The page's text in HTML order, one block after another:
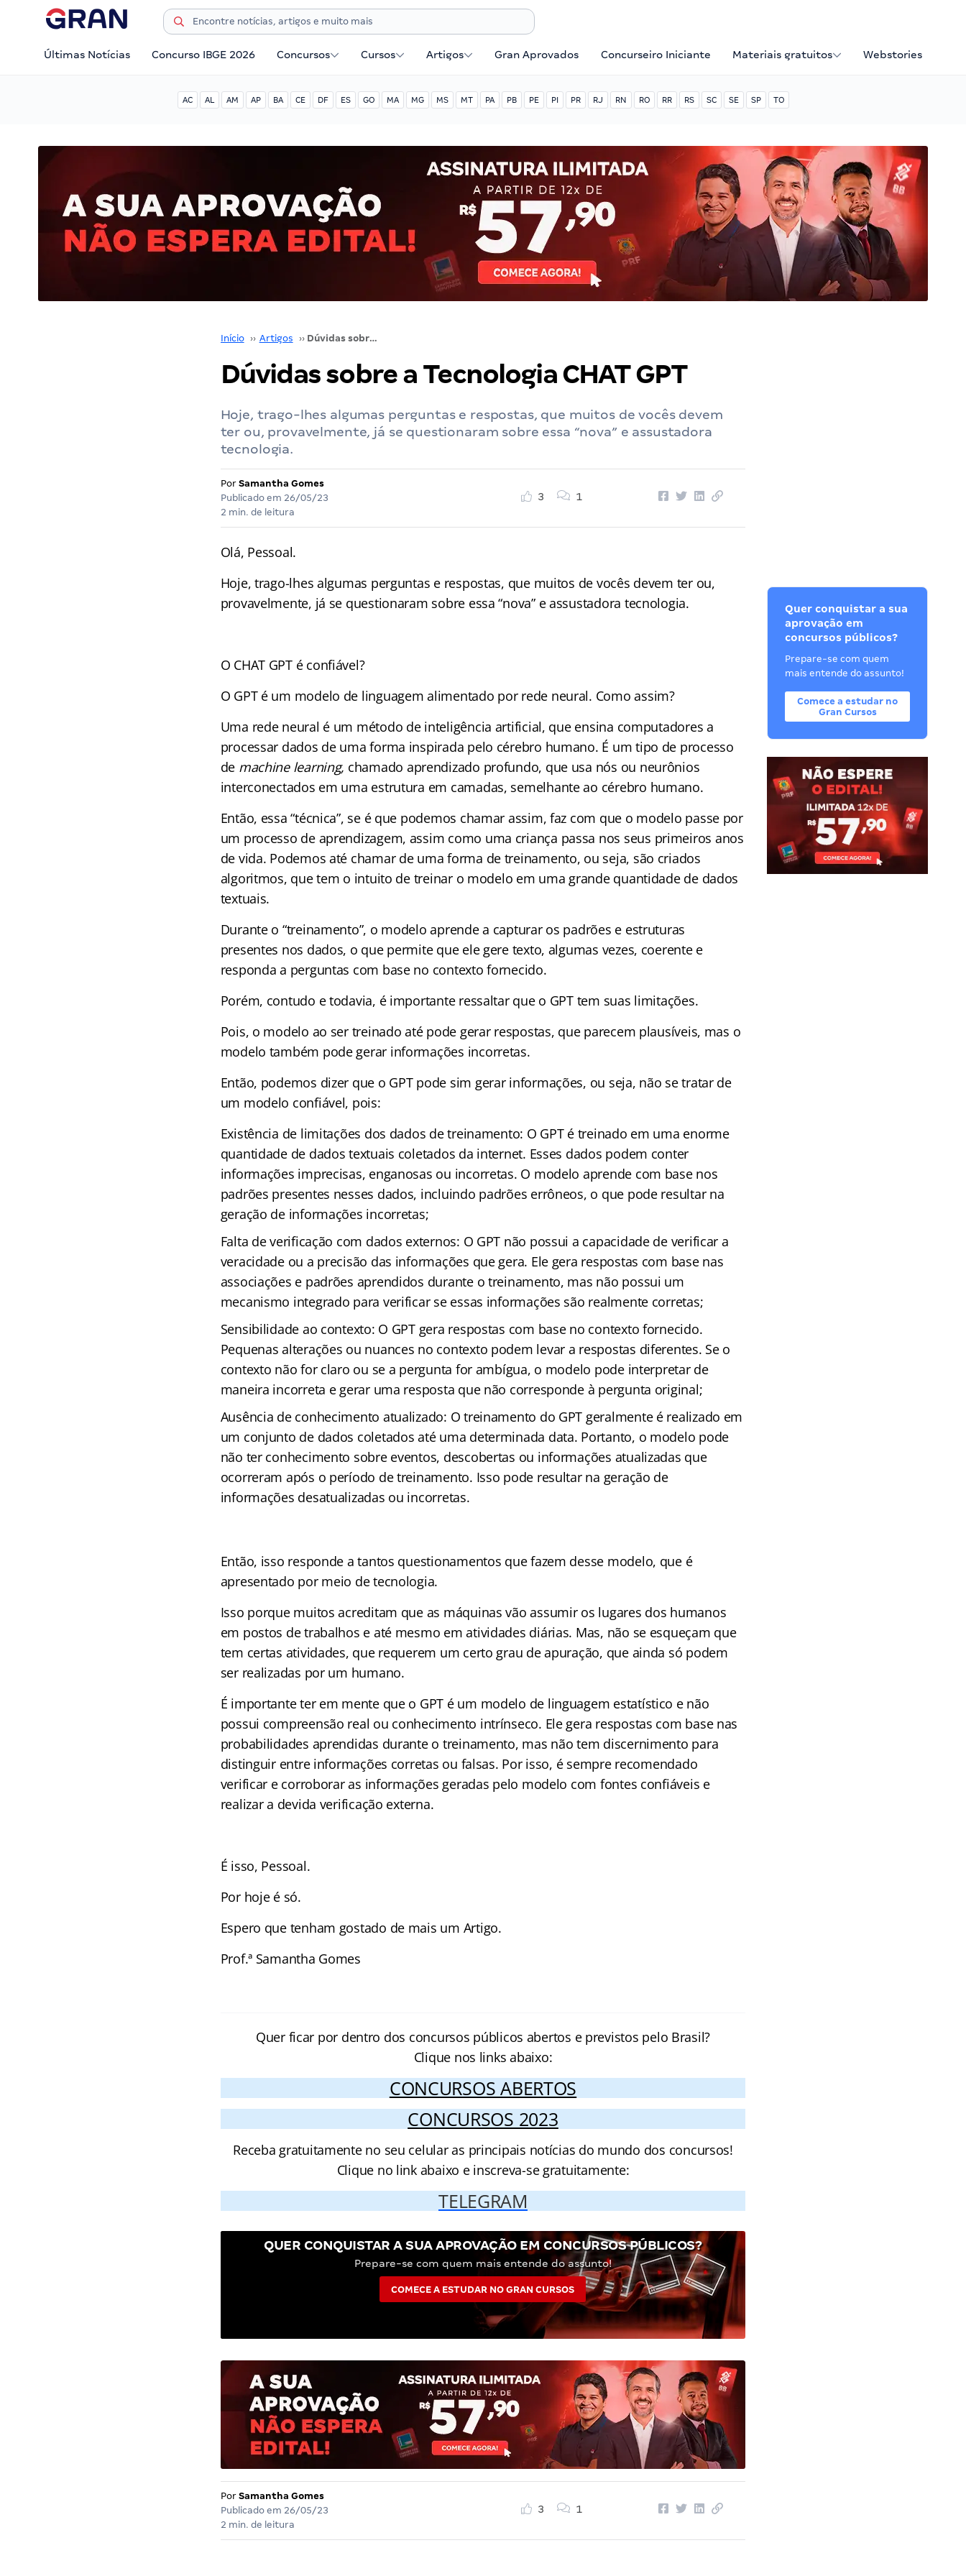
Últimas Notícias Concurso IBGE 2026 Concursos Cursos Artigos Gran Aprovados Concurseiro Iniciante Materiais gratuitos Webstories
AC AL AM AP BA CE DF ES GO MA MG MS MT PA PB PE PI PR RJ RN RO RR RS SC SE SP TO
Início ›› Artigos ›› Dúvidas sobre a Tecnologia CHAT GPT
Dúvidas sobre a Tecnologia CHAT GPT
Hoje, trago-lhes algumas perguntas e respostas, que muitos de vocês devem
ter ou, provavelmente, já se questionaram sobre essa “nova” e assustadora
tecnologia.
Por Samantha Gomes
Publicado em 26/05/23
2 min. de leitura
3 1
Olá, Pessoal.
Hoje, trago-lhes algumas perguntas e respostas, que muitos de vocês devem ter ou,
provavelmente, já se questionaram sobre essa “nova” e assustadora tecnologia.
O CHAT GPT é confiável?
O GPT é um modelo de linguagem alimentado por rede neural. Como assim?
Uma rede neural é um método de inteligência artificial, que ensina computadores a
processar dados de uma forma inspirada pelo cérebro humano. É um tipo de processo
de machine learning, chamado aprendizado profundo, que usa nós ou neurônios
interconectados em uma estrutura em camadas, semelhante ao cérebro humano.
Então, essa “técnica”, se é que podemos chamar assim, faz com que o modelo passe por
um processo de aprendizagem, assim como uma criança passa nos seus primeiros anos
de vida. Podemos até chamar de uma forma de treinamento, ou seja, são criados
algoritmos, que tem o intuito de treinar o modelo em uma grande quantidade de dados
textuais.
Durante o “treinamento”, o modelo aprende a capturar os padrões e estruturas
presentes nos dados, o que permite que ele gere texto, algumas vezes, coerente e
responda a perguntas com base no contexto fornecido.
Porém, contudo e todavia, é importante ressaltar que o GPT tem suas limitações.
Pois, o modelo ao ser treinado até pode gerar respostas, que parecem plausíveis, mas o
modelo também pode gerar informações incorretas.
Então, podemos dizer que o GPT pode sim gerar informações, ou seja, não se tratar de
um modelo confiável, pois:
Existência de limitações dos dados de treinamento: O GPT é treinado em uma enorme
quantidade de dados textuais coletados da internet. Esses dados podem conter
informações imprecisas, enganosas ou incorretas. O modelo aprende com base nos
padrões presentes nesses dados, incluindo padrões errôneos, o que pode resultar na
geração de informações incorretas;
Falta de verificação com dados externos: O GPT não possui a capacidade de verificar a
veracidade ou a precisão das informações que gera. Ele gera respostas com base nas
associações e padrões aprendidos durante o treinamento, mas não possui um
mecanismo integrado para verificar se essas informações são realmente corretas;
Sensibilidade ao contexto: O GPT gera respostas com base no contexto fornecido.
Pequenas alterações ou nuances no contexto podem levar a respostas diferentes. Se o
contexto não for claro ou se a pergunta for ambígua, o modelo pode interpretar de
maneira incorreta e gerar uma resposta que não corresponde à pergunta original;
Ausência de conhecimento atualizado: O treinamento do GPT geralmente é realizado em
um conjunto de dados coletados até uma determinada data. Portanto, o modelo pode
não ter conhecimento sobre eventos, descobertas ou informações atualizadas que
ocorreram após o período de treinamento. Isso pode resultar na geração de
informações desatualizadas ou incorretas.
Então, isso responde a tantos questionamentos que fazem desse modelo, que é
apresentado por meio de tecnologia.
Isso porque muitos acreditam que as máquinas vão assumir os lugares dos humanos
em postos de trabalhos e até mesmo em atividades diárias. Mas, não se esqueçam que
tem certas atividades, que requerem um certo grau de apuração, que ainda só podem
ser realizadas por um humano.
É importante ter em mente que o GPT é um modelo de linguagem estatístico e não
possui compreensão real ou conhecimento intrínseco. Ele gera respostas com base nas
probabilidades aprendidas durante o treinamento, mas não tem discernimento para
distinguir entre informações corretas ou falsas. Por isso, é sempre recomendado
verificar e corroborar as informações geradas pelo modelo com fontes confiáveis e
realizar a devida verificação externa.
É isso, Pessoal.
Por hoje é só.
Espero que tenham gostado de mais um Artigo.
Prof.ª Samantha Gomes
Quer ficar por dentro dos concursos públicos abertos e previstos pelo Brasil?
Clique nos links abaixo:
CONCURSOS ABERTOS
CONCURSOS 2023
Receba gratuitamente no seu celular as principais notícias do mundo dos concursos!
Clique no link abaixo e inscreva-se gratuitamente:
TELEGRAM
QUER CONQUISTAR A SUA APROVAÇÃO EM CONCURSOS PÚBLICOS?
Prepare-se com quem mais entende do assunto!
COMECE A ESTUDAR NO GRAN CURSOS
Por Samantha Gomes
Publicado em 26/05/23
2 min. de leitura
3 1
Quer conquistar a sua
aprovação em
concursos públicos?
Prepare-se com quem
mais entende do assunto!
Comece a estudar no
Gran Cursos